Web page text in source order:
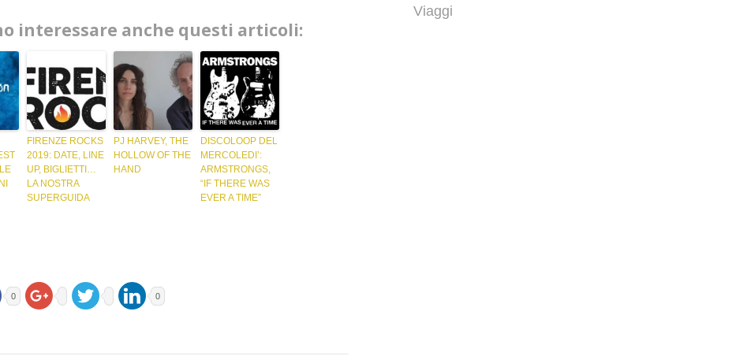
interessare anche questi articoli:
FIRENZE ROCKS
2019: DATE, LINE
UP, BIGLIETTI…
LA NOSTRA
SUPERGUIDA
PJ HARVEY, THE
HOLLOW OF THE
HAND
DISCOLOOP DEL
MERCOLEDI’:
ARMSTRONGS,
“IF THERE WAS
EVER A TIME”
0 0
Viaggi